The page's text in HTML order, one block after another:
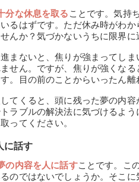
分な休息を取る ことです。気持
るはずです。ただ休み時がわ
んか？気づかないうちに限界に
まないと、焦りが強まってし
せん。ですが、焦りが強くな
。目の前のことからいったん離
てくると、頭に残った夢の内
ラブルの解決法に気づけるよ
ってください。
に話す
の内容を人に話すことです。こ
のではないでしょうか。そこ